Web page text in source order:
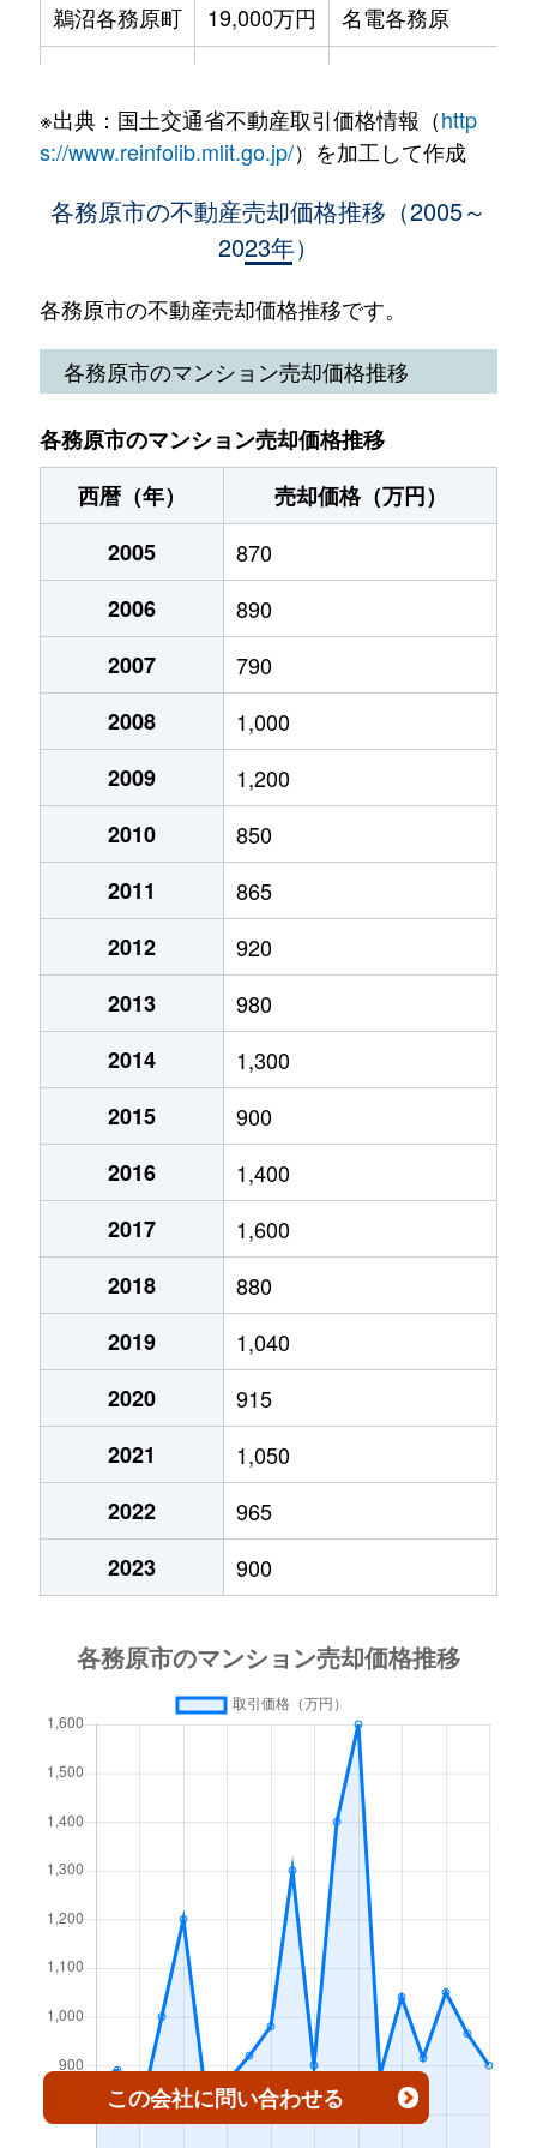
鵜沼東町
4,800万円
鵜沼
鵜沼古市場町
7,900万円
鵜沼宿
鵜沼宝積寺町
950万円
鵜沼
3,100万円
鵜沼三ツ池町
1,600万円
二十軒
鵜沼三ツ池町
1,600万円
二十軒
鵜沼三ツ池町
690万円
二十軒
鵜沼三ツ池町
6,200万円
名電各務原
鵜沼南町
2,100万円
鵜沼南町
1,300万円
鵜沼南町
1,200万円
鵜沼山崎町
4,400万円
鵜沼山崎町
1,500万円
鵜沼山崎町
4,000万円
大佐野町
1,900万円
各務おがせ町
1,200万円
各務西町
300万円
各務西町
950万円
各務山
22,000万円
川島笠田町
270万円
川島小網町
2,000万円
川島小網町
1,600万円
川島小網町
650万円
川島河田町
700万円
川島河田町
890万円
川島河田町
1,200万円
江南(愛知)
川島松倉町
1,300万円
木曽川
川島松倉町
520万円
木曽川
1,100万円
川島緑町
木曽川
川島緑町
木曽川
川島緑町
530万円
木曽川
下中屋町
30万円
新那加
1,300万円
鵜沼
610万円
蘇原
蘇原旭町
590万円 蘇原
鵜沼各務原町
19,000万円 名電各務原
鵜沼小伊木町
2,100万円 鵜沼宿
600万円
鵜沼台
270万円 鵜沼
鵜沼台
470万円 鵜沼
鵜沼羽場町
2,100万円 羽場(岐阜)
鵜沼羽場町
3,800万円 羽場(岐阜)
鵜沼東町
鵜沼東町
880万円
鵜沼古市場町
2,600万円
鵜沼古市場町
2,500万円
鵜沼古市場町
2,300万円
鵜沼宝積寺町
300万円
鵜沼丸子町
1,800万円
鵜沼三ツ池町
1,000万円
鵜沼三ツ池町
3,400万円
鵜沼三ツ池町
3,500万円
鵜沼三ツ池町
5,200万円
鵜沼南町
5,400万円
鵜沼山崎町
2,500万円
大野町
3,000万円
尾崎北町
650万円
尾崎北町
860万円
各務おがせ町
280万円
各務西町
300万円
300万円
江南(愛知)
木曽川
川島松倉町
1,600万円 江南(愛知)
川島緑町
1,700万円 木曽川
川島緑町
1,000万円 木曽川
川島緑町
900万円 木曽川
川島緑町
250万円 木曽川
※出典：国土交通省不動産取引価格情報（http
s://www.reinfolib.mlit.go.jp/）を加工して作成
各務原市の不動産売却価格推移（2005～
2023年）
各務原市の不動産売却価格推移です。
各務原市のマンション売却価格推移
各務原市のマンション売却価格推移
西暦（年）
売却価格（万円）
2005
870
2006
890
2007
790
2008
1,000
2009
1,200
2010
850
2011
865
2012
920
2013
980
2014
1,300
2015
900
2016
1,400
2017
1,600
2018
880
2019
1,040
2020
915
2021
1,050
2022
965
2023
900
この会社に問い合わせる